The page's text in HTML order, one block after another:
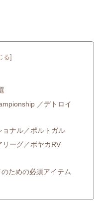
／デトロイ
ナル／ポルトガル
ーグ／ボヤカRV
ための必須アイテム